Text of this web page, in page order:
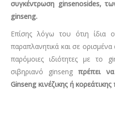
συγκέντρωση ginsenosides,
ginseng.
Επίσης λόγω του ότιη ίδια
παραπλανητικά και σε
παρόμοιες ιδιότητες με το
σιβηριανό ginsengπρέπει
Ginseng κινέζικης ή